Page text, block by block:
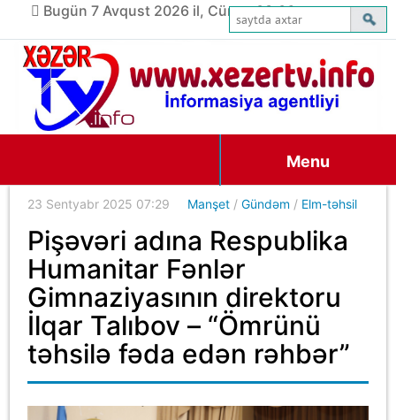
Bugün 7 Avqust 2026 il, Cümə, 03:06
Menu
23 Sentyabr 2025 07:29 Manşet /Gündəm / Elm-təhsil
Pişəvəri adına Respublika
Humanitar Fənlər
Gimnaziyasının direktoru
İlqar Talıbov – “Ömrünü
təhsilə fəda edən rəhbər”